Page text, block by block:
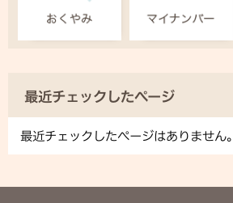
最近チェックしたページ
最近チェックしたページはありません。